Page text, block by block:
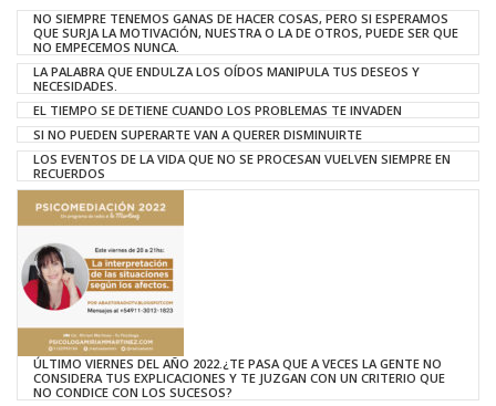
NO SIEMPRE TENEMOS GANAS DE HACER COSAS, PERO SI ESPERAMOS
QUE SURJA LA MOTIVACIÓN, NUESTRA O LA DE OTROS, PUEDE SER QUE
NO EMPECEMOS NUNCA.
LA PALABRA QUE ENDULZA LOS OÍDOS MANIPULA TUS DESEOS Y
NECESIDADES.
EL TIEMPO SE DETIENE CUANDO LOS PROBLEMAS TE INVADEN
SI NO PUEDEN SUPERARTE VAN A QUERER DISMINUIRTE
LOS EVENTOS DE LA VIDA QUE NO SE PROCESAN VUELVEN SIEMPRE EN
RECUERDOS
ÚLTIMO VIERNES DEL AÑO 2022.¿TE PASA QUE A VECES LA GENTE NO
CONSIDERA TUS EXPLICACIONES Y TE JUZGAN CON UN CRITERIO QUE
NO CONDICE CON LOS SUCESOS?